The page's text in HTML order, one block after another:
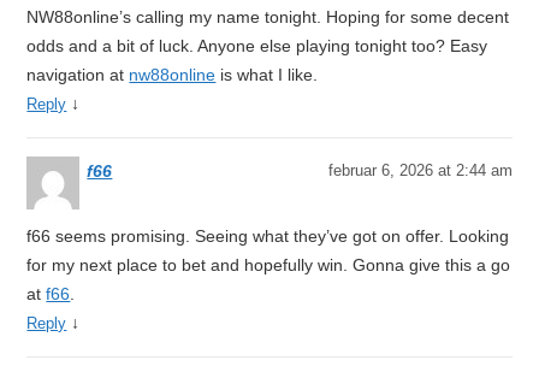
NW88online’s calling my name tonight. Hoping for some decent
odds and a bit of luck. Anyone else playing tonight too? Easy
navigation at nw88online is what I like.
Reply ↓
f66 februar 6, 2026 at 2:44 am
f66 seems promising. Seeing what they’ve got on offer. Looking
for my next place to bet and hopefully win. Gonna give this a go
atf66
Reply ↓